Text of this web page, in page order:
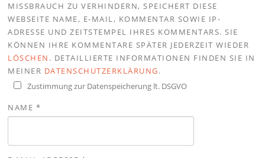
MISSBRAUCH ZU VERHINDERN, SPEICHERT DIESE
WEBSEITE NAME, E-MAIL, KOMMENTAR SOWIE IP-
ADRESSE UND ZEITSTEMPEL IHRES KOMMENTARS. SIE
KÖNNEN IHRE KOMMENTARE SPÄTER JEDERZEIT WIEDER
LÖSCHEN . DETAILLIERTE INFORMATIONEN FINDEN SIE IN
MEINER DATENSCHUTZERKLÄRUNG.
Zustimmung zur Datenspeicherung lt. DSGVO
NAME *